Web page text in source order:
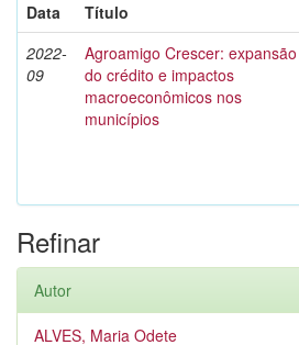
Data
Título
2022-
09
Agroamigo Crescer: expansão
do crédito e impactos
macroeconômicos nos
municípios
Refinar
Autor
ALVES, Maria Odete